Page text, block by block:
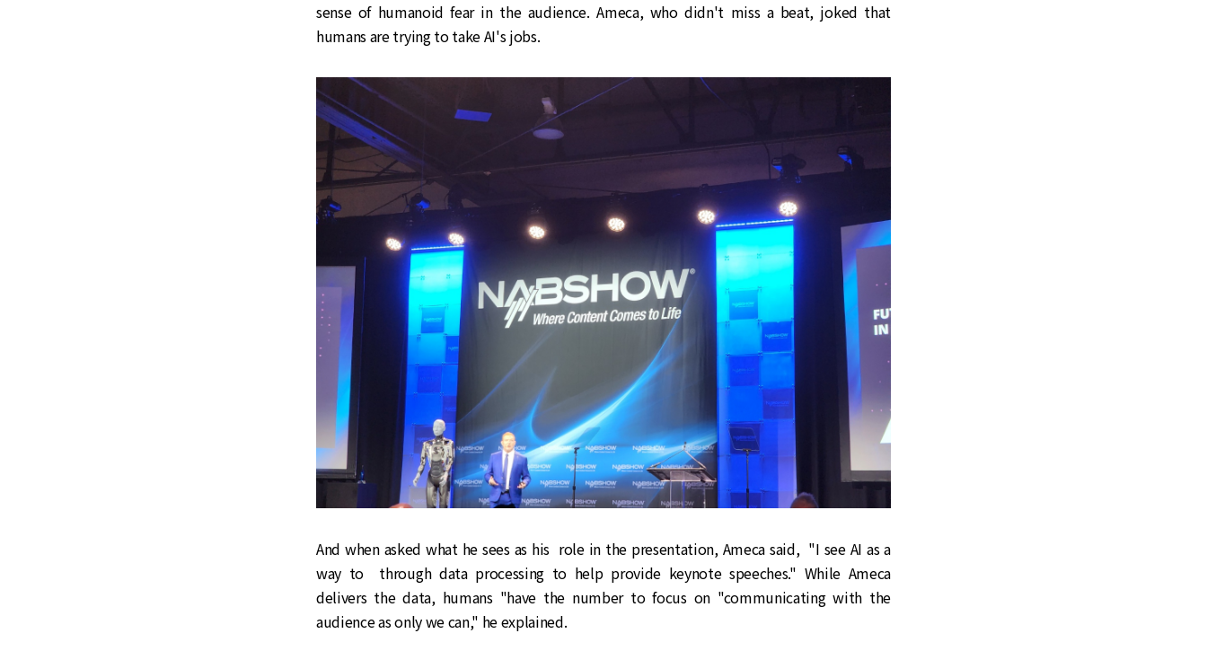
sense of humanoid fear in the audience. Ameca, who didn't miss a beat, joked that
humans are trying to take AI's jobs.
And when asked what he sees as his role in the presentation, Ameca said, "I see AI as a
way to through data processing to help provide keynote speeches." While Ameca
delivers the data, humans "have the number to focus on "communicating with the
audience as only we can," he explained.